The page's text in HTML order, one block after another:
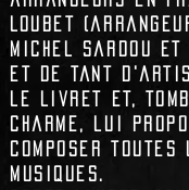
Loubet
Michel Sardou et
et de tant
le livret et,
charme, lui
composer toutes
musiques.